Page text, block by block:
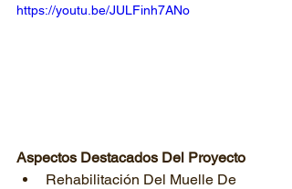
https://youtu.be/JULFinh7ANo
Aspectos Destacados Del Proyecto
Rehabilitación Del Muelle De